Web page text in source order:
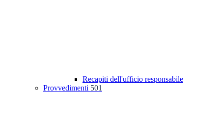
Recapiti dell'ufficio responsabile
Provvedimenti 501